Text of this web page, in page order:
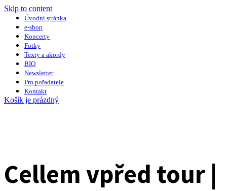
Skip to content
Úvodní stránka
e-shop
Koncerty
Fotky
Texty a akordy
BIO
Newsletter
Pro pořadatele
Kontakt
Košík je prázdný
Cellem vpřed tour |